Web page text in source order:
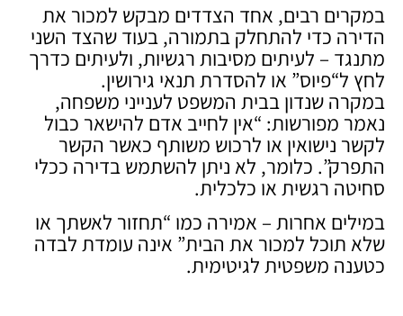
במקרים רבים, אחד הצדדים מבקש למכור את
הדירה כדי להתחלק בתמורה, בעוד שהצד השני
מתנגד – לעיתים מסיבות רגשיות, ולעיתים כדרך
לחץ ל“פיוס” או להסדרת תנאי גירושין.
במקרה שנדון בבית המשפט לענייני משפחה,
נאמר מפורשות: “אין לחייב אדם להישאר כבול
לקשר נישואין או לרכוש משותף כאשר הקשר
התפרק”. כלומר, לא ניתן להשתמש בדירה ככלי
סחיטה רגשית או כלכלית.
במילים אחרות – אמירה כמו “תחזור לאשתך או
שלא תוכל למכור את הבית” אינה עומדת לבדה
כטענה משפטית לגיטימית.